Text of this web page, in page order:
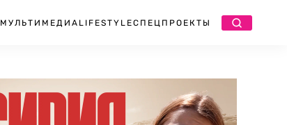
МУЛЬТИМЕДИА LIFESTYLEСПЕЦПРОЕКТЫ